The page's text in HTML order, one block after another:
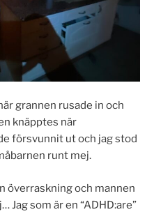
grannen rusade in och
knäpptes när
försvunnit ut och jag stod
runt mej.
överraskning och mannen
som är en “ADHD:are”